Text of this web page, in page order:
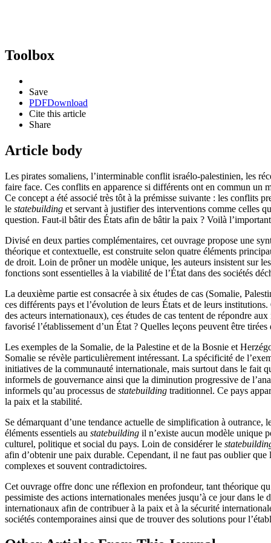
Toolbox
Save
PDFDownload
Cite this article
Share
Article body
Les pirates somaliens, l’interminable conflit israélo-palestinien, les
faire face. Ces conflits en apparence si différents ont en commun un
Ce concept a été associé très tôt à la prémisse suivante : les conflits
le statebuilding et servant à justifier des interventions comme celles
question. Faut-il bâtir des États afin de bâtir la paix ? Voilà
Divisé en deux parties complémentaires, cet ouvrage propose une
théorique et contextuelle, est construite selon quatre éléments
de droit. Loin de prôner un modèle unique, les auteurs insistent sur
fonctions sont essentielles à la viabilité de l’État dans des sociétés
La deuxième partie est consacrée à six études de cas (Somalie,
ces différents pays et l’évolution de leurs États et de leurs
des acteurs internationaux), ces études de cas tentent de répondre
favorisé l’établissement d’un État ? Quelles leçons peuvent être tirées
Les exemples de la Somalie, de la Palestine et de la Bosnie et
Somalie se révèle particulièrement intéressant. La spécificité de
initiatives de la communauté internationale, mais surtout dans le fait
informels de gouvernance ainsi que la diminution progressive de
informels qu’au processus de statebuilding traditionnel. Ce pays
la paix et la stabilité.
Se démarquant d’une tendance actuelle de simplification à outrance,
éléments essentiels au statebuilding il n’existe aucun modèle unique
culturel, politique et social du pays. Loin de considérer le
afin d’obtenir une paix durable. Cependant, il ne faut pas oublier
complexes et souvent contradictoires.
Cet ouvrage offre donc une réflexion en profondeur, tant théorique
pessimiste des actions internationales menées jusqu’à ce jour dans le
internationaux afin de contribuer à la paix et à la sécurité
sociétés contemporaines ainsi que de trouver des solutions pour